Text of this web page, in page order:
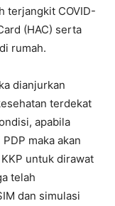
terjangkit COVID-
(HAC) serta
rumah.
dianjurkan
terdekat
apabila
maka akan
untuk dirawat
telah
dan simulasi